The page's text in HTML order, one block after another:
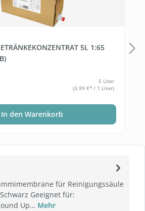
für Reinigungssäule
Geeignet für:
Up… Mehr
5L 1:65
5 Liter
(3,99 €* / 1 Liter)
In den Warenkorb